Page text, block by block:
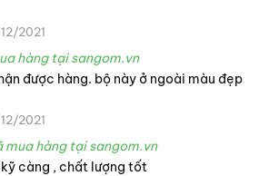
2021
hàng tại sangom.vn
được hàng. bộ này ở ngoài màu đẹp
2021
mua hàng tại sangom.vn
càng , chất lượng tốt